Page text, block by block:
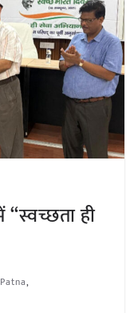
ही
Patna,